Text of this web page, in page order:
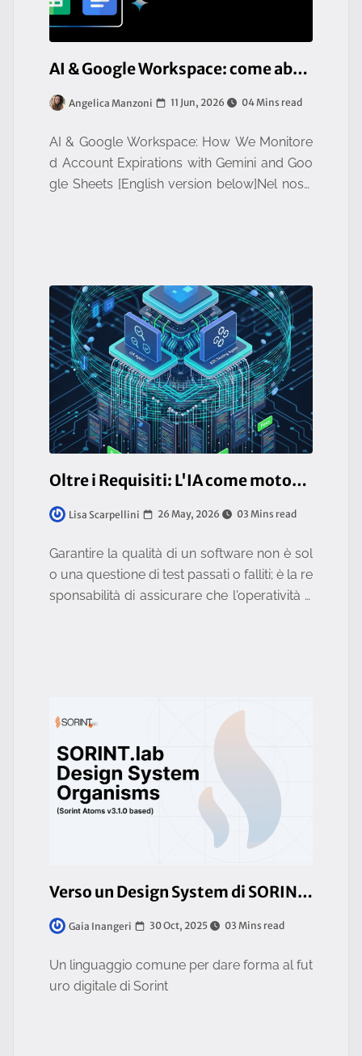
AI & Google Workspace: come abbiamo monitorato le scadenze delle utenze con Gemini e Google Sheets
Angelica Manzoni 11 Jun, 2026 04 Mins read
AI & Google Workspace: How We Monitore
d Account Expirations with Gemini and Goo
gle Sheets [English version below]Nel nostr
Oltre i Requisiti: L'IA come motore multi-agente per rivoluzionare la QA Automation
Lisa Scarpellini 26 May, 2026 03 Mins read
Garantire la qualità di un software non è sol
o una questione di test passati o falliti; è la re
sponsabilità di assicurare che l'operatività d
Verso un Design System di SORINT.lab
Gaia Inangeri 30 Oct, 2025 03 Mins read
Un linguaggio comune per dare forma al fut
uro digitale di Sorint